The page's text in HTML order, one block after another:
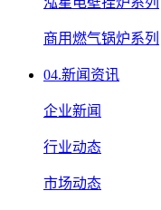
商用燃气锅炉系列
04.新闻资讯
企业新闻
行业动态
市场动态